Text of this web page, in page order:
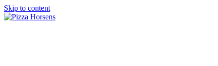
Skip to content